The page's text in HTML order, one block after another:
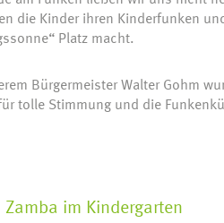
die Kinder ihren Kinderfunken
Platz macht.
Bürgermeister Walter Gohm
tolle Stimmung und die
Zamba im Kindergarten